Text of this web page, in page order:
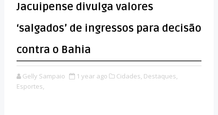
Jacuipense divulga valores
‘salgados’ de ingressos para decisão
contra o Bahia
Gelly Sampaio 1 year ago Cidades, Destaques,
Esportes,